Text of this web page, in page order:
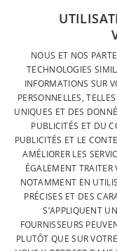
CONTACTEZ-NOUS
PROTECTION DES
CONDITIONS
SITEMAP
NOUS ET NOS
TECHNOLOGIES
INFORMATIONS SUR
PERSONNELLES,
UNIQUES ET DES
PUBLICITÉS ET DU
PUBLICITÉS ET LE
AMÉLIORER LES
ÉGALEMENT TRAITER
NOTAMMENT EN
PRÉCISES ET DES
S’APPLIQUENT
FOURNISSEURS
PLUTÔT QUE SUR